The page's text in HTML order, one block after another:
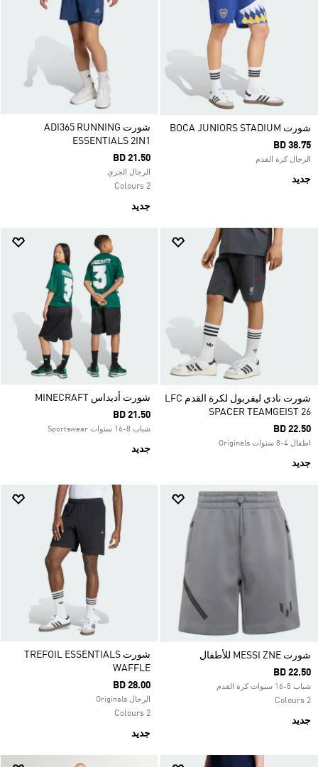
شورت BOCA JUNIORS STADIUM
BD 38.75
الرجال كرة القدم
جديد
شورت ADI365 RUNNING
ESSENTIALS 2IN1
BD 21.50
الرجال الجري
2 Colours
جديد
شورت نادي ليفربول لكرة القدم LFC
SPACER TEAMGEIST 26
BD 22.50
اطفال 4-8 سنوات Originals
جديد
شورت أديداس MINECRAFT
BD 21.50
شباب 8-16 سنوات Sportswear
جديد
شورت MESSI ZNE للأطفال
BD 22.50
شباب 8-16 سنوات كرة القدم
2 Colours
جديد
شورت TREFOIL ESSENTIALS
WAFFLE
BD 28.00
الرجال Originals
2 Colours
جديد